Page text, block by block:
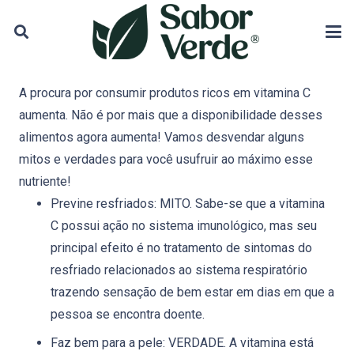
A procura por consumir produtos ricos em vitamina C
aumenta. Não é por mais que a disponibilidade desses
alimentos agora aumenta! Vamos desvendar alguns
mitos e verdades para você usufruir ao máximo esse
nutriente!
Previne resfriados: MITO. Sabe-se que a vitamina
C possui ação no sistema imunológico, mas seu
principal efeito é no tratamento de sintomas do
resfriado relacionados ao sistema respiratório
trazendo sensação de bem estar em dias em que a
pessoa se encontra doente.
Faz bem para a pele: VERDADE. A vitamina está